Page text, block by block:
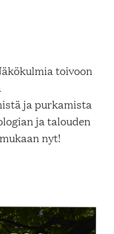
toivoon
ja purkamista
ja talouden
nyt!